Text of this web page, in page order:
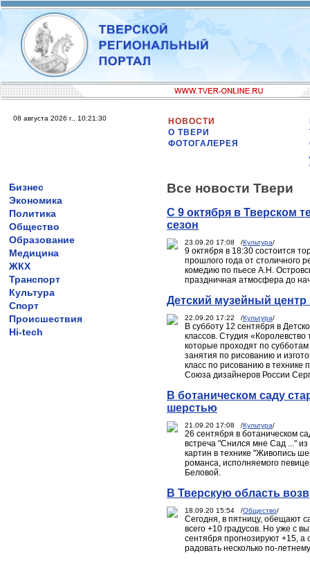
08 августа 2026 г., 10:21:30
НОВОСТИ
О ТВЕРИ
ФОТОГАЛЕРЕЯ
Бизнес
Экономика
Политика
Общество
Образование
Медицина
ЖКХ
Транспорт
Культура
Спорт
Происшествия
Hi-tech
Все новости Твери
С 9 октября в Тверском
сезон
23.09.20 17:08 /Культура/
9 октября в 18:30 состоится
прошлого года от столичного
комедию по пьесе А.Н.
праздничная атмосфера до
Детский музейный центр
22.09.20 17:22 /Культура/
В субботу 12 сентября в
классов. Студия
которые проходят по
занятия по рисованию и
класс по рисованию в технике
Союза дизайнеров России
В ботаническом саду
шерстью
21.09.20 17:08 /Культура/
26 сентября в ботаническом
встреча "Снился мне Сад ..."
картин в технике "Живопись
романса, исполняемого
Беловой.
В Тверскую область
18.09.20 15:54 /Общество/
Сегодня, в пятницу, обещают
всего +10 градусов. Но уже с
сентября прогнозируют +15, а
радовать несколько по-